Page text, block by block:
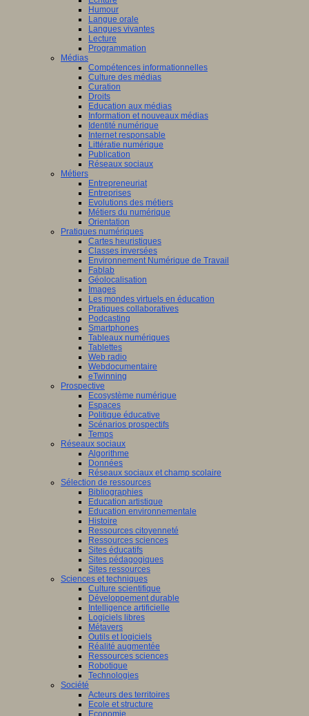
Humour
Langue orale
Langues vivantes
Lecture
Programmation
Médias
Compétences informationnelles
Culture des médias
Curation
Droits
Education aux médias
Information et nouveaux médias
Identité numérique
Internet responsable
Littératie numérique
Publication
Réseaux sociaux
Métiers
Entrepreneuriat
Entreprises
Evolutions des métiers
Métiers du numérique
Orientation
Pratiques numériques
Cartes heuristiques
Classes inversées
Environnement Numérique de Travail
Fablab
Géolocalisation
Images
Les mondes virtuels en éducation
Pratiques collaboratives
Podcasting
Smartphones
Tableaux numériques
Tablettes
Web radio
Webdocumentaire
eTwinning
Prospective
Ecosystème numérique
Espaces
Politique éducative
Scénarios prospectifs
Temps
Réseaux sociaux
Algorithme
Données
Réseaux sociaux et champ scolaire
Sélection de ressources
Bibliographies
Education artistique
Education environnementale
Histoire
Ressources citoyenneté
Ressources sciences
Sites éducatifs
Sites pédagogiques
Sites ressources
Sciences et techniques
Culture scientifique
Développement durable
Intelligence artificielle
Logiciels libres
Métavers
Outils et logiciels
Réalité augmentée
Ressources sciences
Robotique
Technologies
Société
Acteurs des territoires
Ecole et structure
Economie